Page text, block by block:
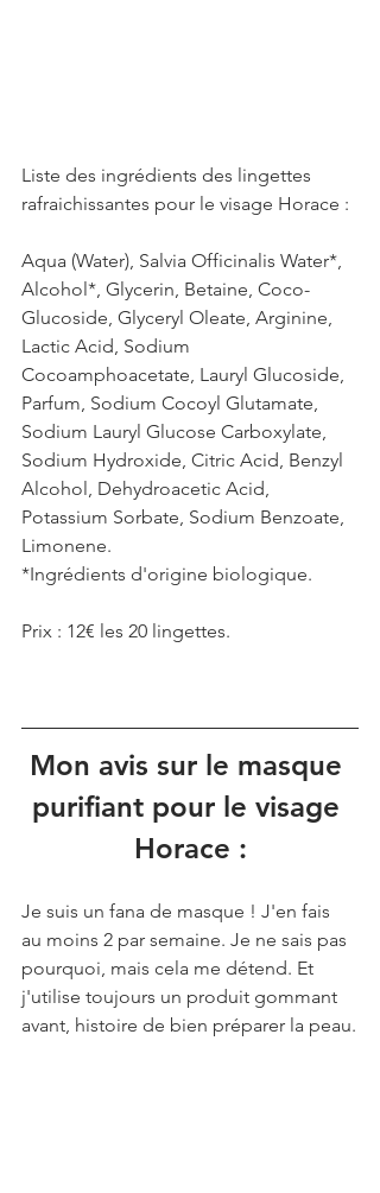
Liste des ingrédients des lingettes
rafraichissantes pour le visage Horace :
Aqua (Water), Salvia Officinalis Water*,
Alcohol*, Glycerin, Betaine, Coco-
Glucoside, Glyceryl Oleate, Arginine,
Lactic Acid, Sodium
Cocoamphoacetate, Lauryl Glucoside,
Parfum, Sodium Cocoyl Glutamate,
Sodium Lauryl Glucose Carboxylate,
Sodium Hydroxide, Citric Acid, Benzyl
Alcohol, Dehydroacetic Acid,
Potassium Sorbate, Sodium Benzoate,
Limonene.
*Ingrédients d'origine biologique.
Prix : 12€ les 20 lingettes.
Mon avis sur le masque
purifiant pour le visage
Horace :
Je suis un fana de masque ! J'en fais
au moins 2 par semaine. Je ne sais pas
pourquoi, mais cela me détend. Et
j'utilise toujours un produit gommant
avant, histoire de bien préparer la peau.